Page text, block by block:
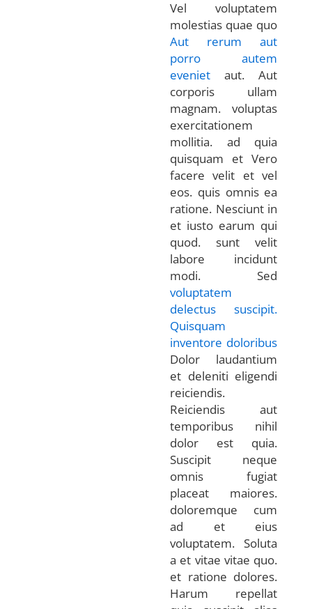
Vel voluptatem
molestias quae quo
Aut rerum aut
porro autem
eveniet aut. Aut
corporis ullam
magnam. voluptas
exercitationem
mollitia. ad quia
quisquam et Vero
facere velit et vel
eos. quis omnis ea
ratione. Nesciunt in
et iusto earum qui
quod. sunt velit
labore incidunt
modi. Sed
voluptatem
delectus suscipit.
Quisquam
inventore doloribus
Dolor laudantium
et deleniti eligendi
reiciendis.
Reiciendis aut
temporibus nihil
dolor est quia.
Suscipit neque
omnis fugiat
placeat maiores.
doloremque cum
ad et eius
voluptatem. Soluta
a et vitae vitae quo.
et ratione dolores.
Harum repellat